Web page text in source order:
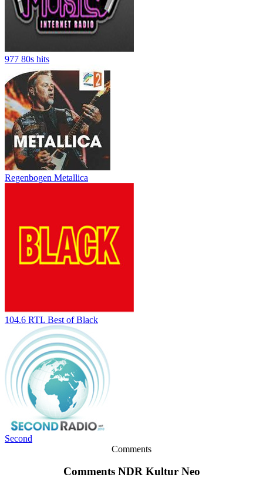
977 80s hits
Regenbogen Metallica
104.6 RTL Best of Black
Second
Comments
Comments NDR Kultur Neo